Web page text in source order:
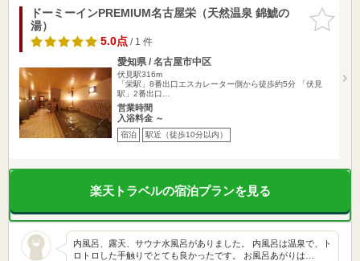
お気に入
りに追加
ドーミーインPREMIUM名古屋栄（天然温泉 錦鯱の
湯）
5.0点/ 1 件
愛知県 / 名古屋市中区
伏見駅316m
「栄駅」8番出口エスカレーター側から徒歩約5分 「伏見
駅」2番出口…
営業時間
入浴料金 ～
宿泊 駅近（徒歩10分以内）
楽天トラベルの宿泊プランを見る
内風呂、露天、サウナ水風呂がありました。 内風呂は温泉で、ト
ロトロした手触りでとても良かったです。 お風呂あがりは…